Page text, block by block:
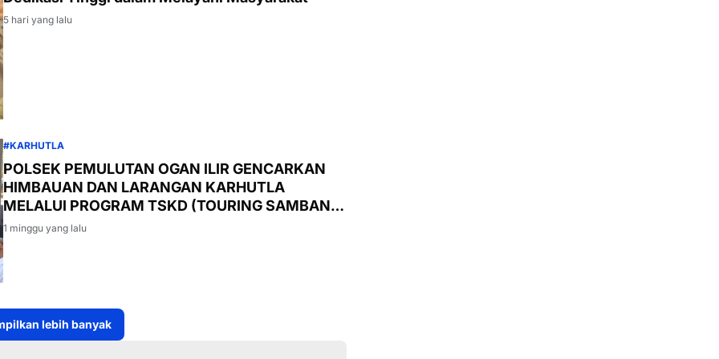
5 hari yang lalu
#KARHUTLA
POLSEK PEMULUTAN OGAN ILIR GENCARKAN
HIMBAUAN DAN LARANGAN KARHUTLA
MELALUI PROGRAM TSKD (TOURING SAMBANG
KE DESA-DESA
1 minggu yang lalu
lebih banyak